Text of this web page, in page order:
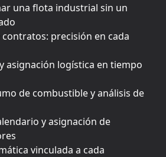
una flota industrial sin un
precisión en cada
asignación logística en tiempo
de combustible y análisis de
y asignación de
vinculada a cada